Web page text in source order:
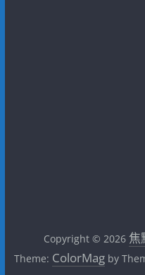
Copyright © 2026 焦
Theme: ColorMag by